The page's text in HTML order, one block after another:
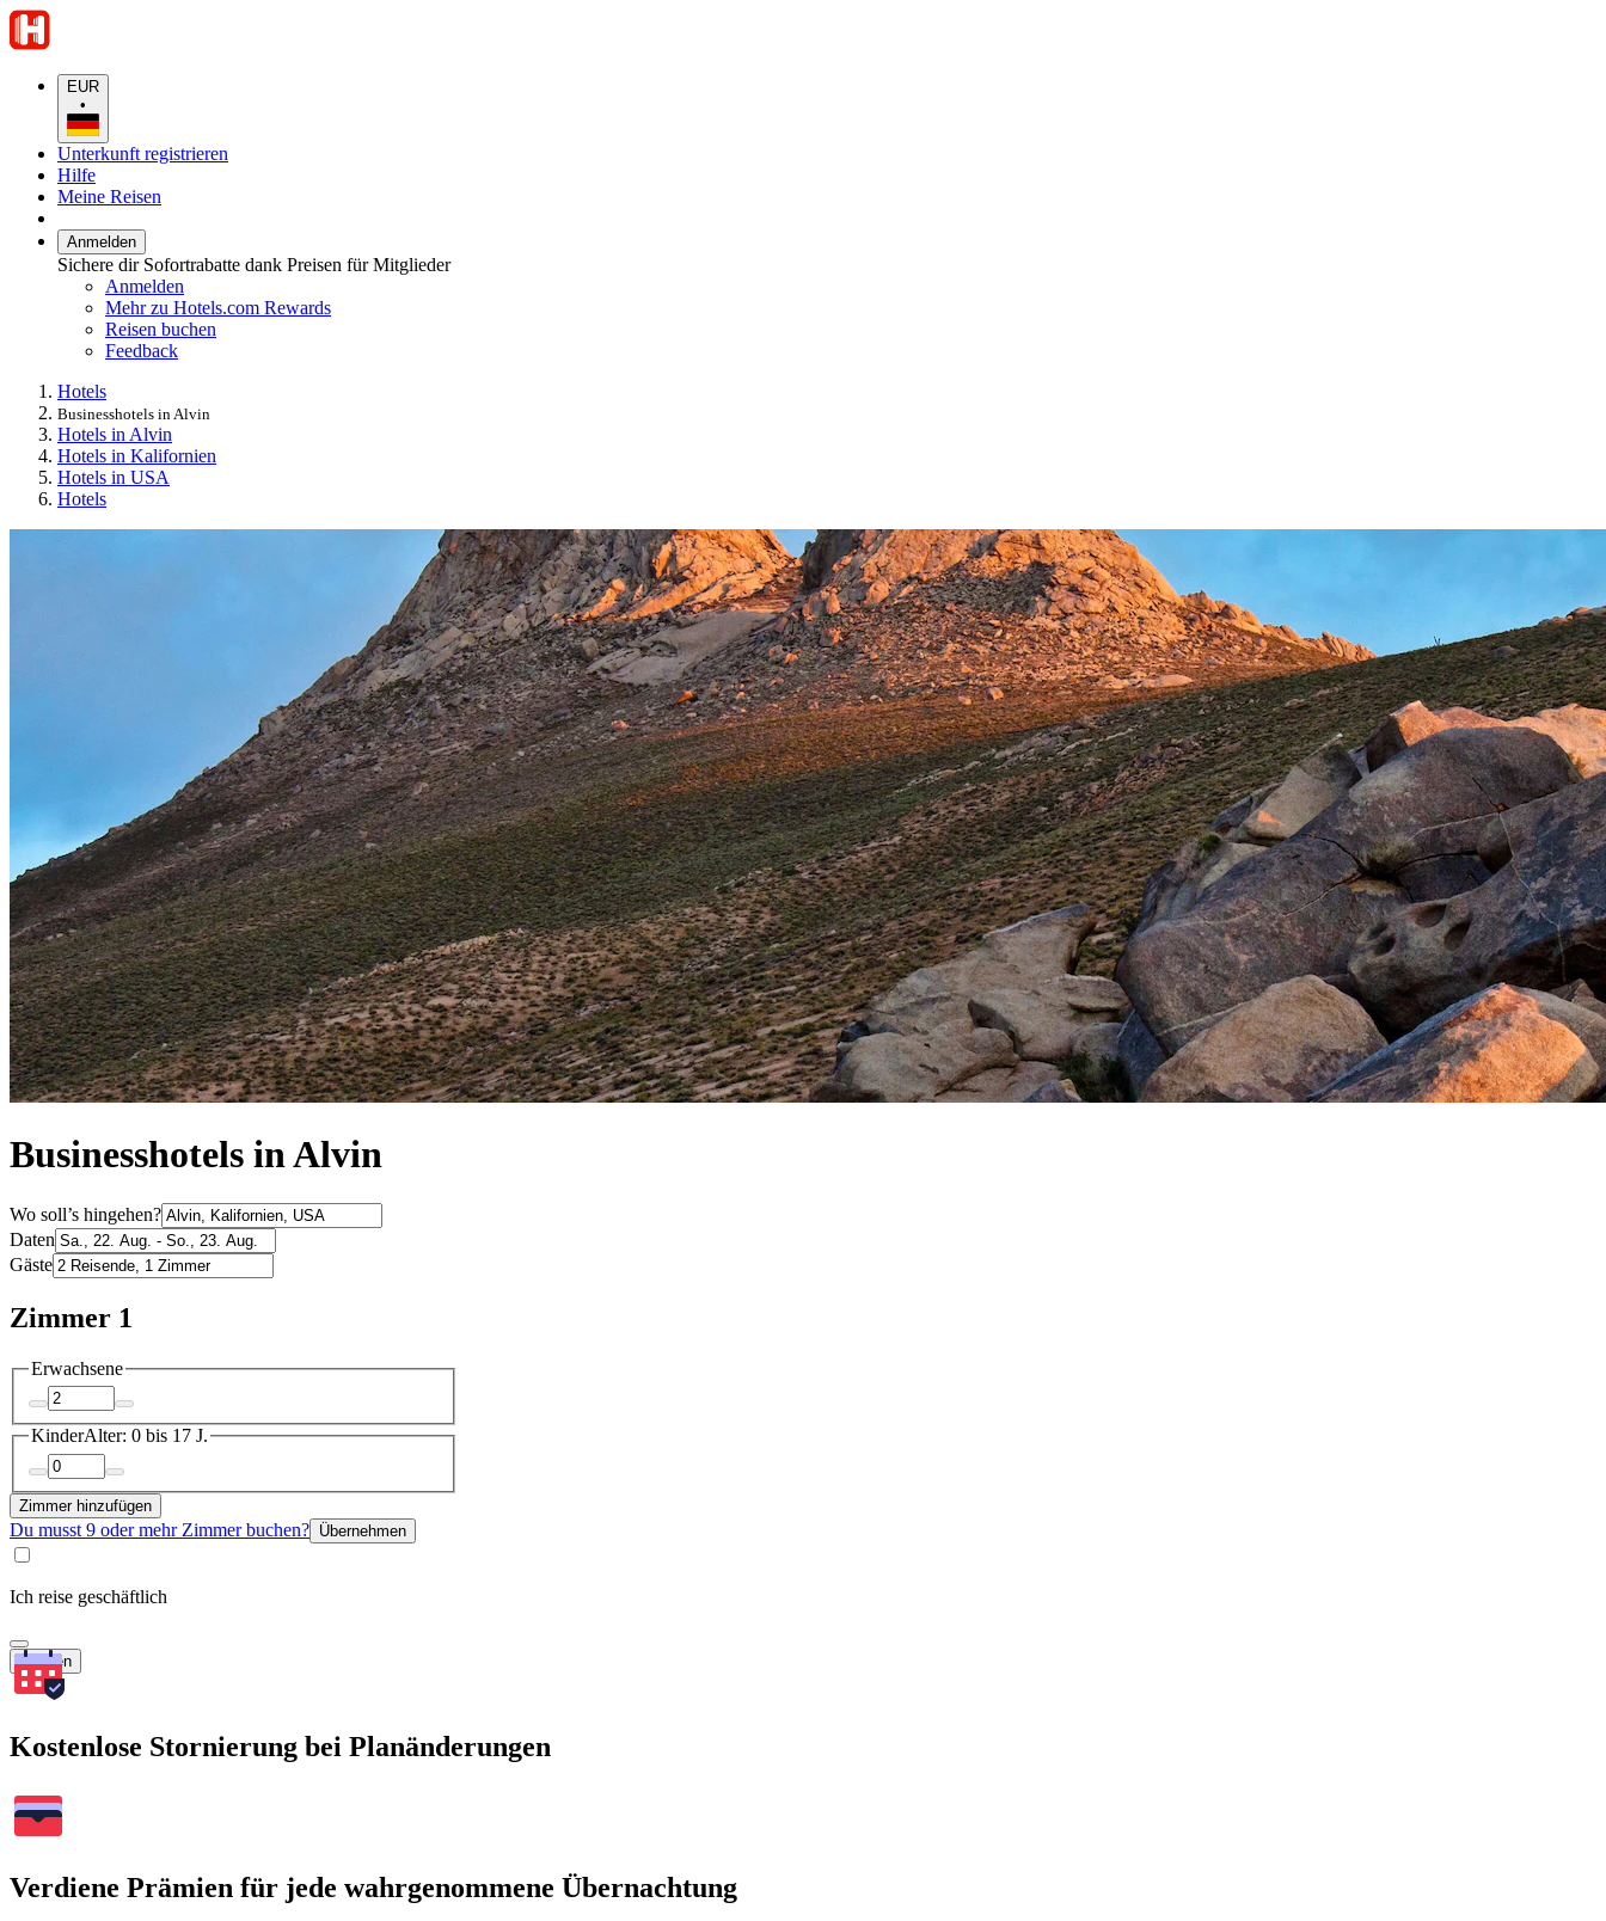
EUR
•
Unterkunft registrieren
Hilfe
Meine Reisen
Anmelden
Sichere dir Sofortrabatte dank Preisen für Mitglieder
Anmelden
Mehr zu Hotels.com Rewards
Reisen buchen
Feedback
Hotels
Businesshotels in Alvin
Hotels in Alvin
Hotels in Kalifornien
Hotels in USA
Hotels
Businesshotels in Alvin
Wo soll’s hingehen?
Daten
Gäste
Zimmer 1
Erwachsene
KinderAlter: 0 bis 17 J.
Zimmer hinzufügen
Du musst 9 oder mehr Zimmer buchen? Übernehmen
Ich reise geschäftlich
Suchen
Kostenlose Stornierung bei Planänderungen
Verdiene Prämien für jede wahrgenommene Übernachtung